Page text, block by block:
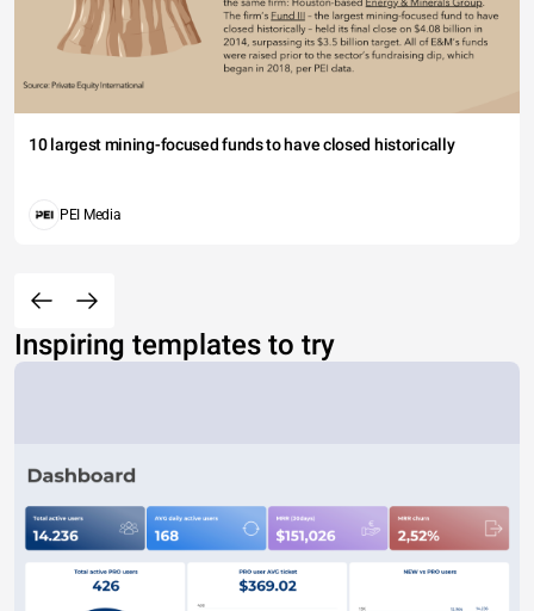
10 largest mining-focused funds to have closed historically
PEI Media
Inspiring templates to try